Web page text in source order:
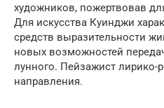
художников, пожертвовав
Для искусства Куинджи
средств выразительности
новых возможностей
лунного. Пейзажист лирико-
направления.